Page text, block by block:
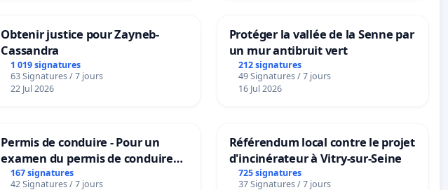
Obtenir justice pour Zayneb-
Cassandra
1 019 signatures
63 Signatures / 7 jours
22 Jul 2026
Protéger la vallée de la Senne par
un mur antibruit vert
212 signatures
49 Signatures / 7 jours
16 Jul 2026
Permis de conduire - Pour un
examen du permis de conduire
accessible dans plusieurs langues
167 signatures
42 Signatures / 7 jours
Référendum local contre le projet
d'incinérateur à Vitry-sur-Seine
725 signatures
37 Signatures / 7 jours